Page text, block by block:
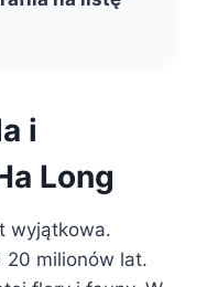
i
Long
wyjątkowa.
20 milionów lat.